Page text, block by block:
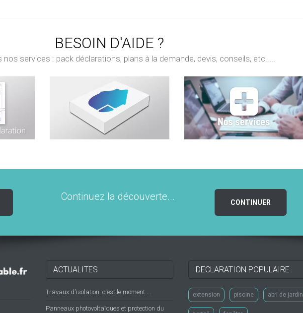
BESOIN D'AIDE ?
services : pack déclarations, plans à la demande, devis, conseils, etc. ...
Continuez la découverte... CONTINUER
ACTUALITES
Travaux d'isolation. c'est le moment ...
Panneaux photovoltaïques et protection du
DECLARATION POPULAIRE
extension piscine abri de jardin